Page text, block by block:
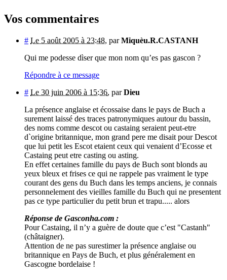
Vos commentaires
# Le 5 août 2005 à 23:48, parMiquèu.R.CASTANH
Qui me podesse dìser que mon nom qu’es pas gascon ?
Répondre à ce message
# Le 30 juin 2006 à 15:36, parDieu
La présence anglaise et écossaise dans le pays de Buch a
surement laissé des traces patronymiques autour du bassin,
des noms comme descot ou castaing seraient peut-etre
d`origine britannique, mon grand pere me disait pour Descot
que lui petit les Escot etaient ceux qui venaient d’Ecosse et
Castaing peut etre casting ou asting.
En effet certaines famille du pays de Buch sont blonds au
yeux bleux et frises ce qui ne rappele pas vraiment le type
courant des gens du Buch dans les temps anciens, je connais
personnelement des vieilles famille du Buch qui ne presentent
pas ce type particulier du petit brun et trapu..... alors
Réponse de Gasconha.com :
Pour Castaing, il n’y a guère de doute que c’est "Castanh"
(châtaigner).
Attention de ne pas surestimer la présence anglaise ou
britannique en Pays de Buch, et plus généralement en
Gascogne bordelaise !